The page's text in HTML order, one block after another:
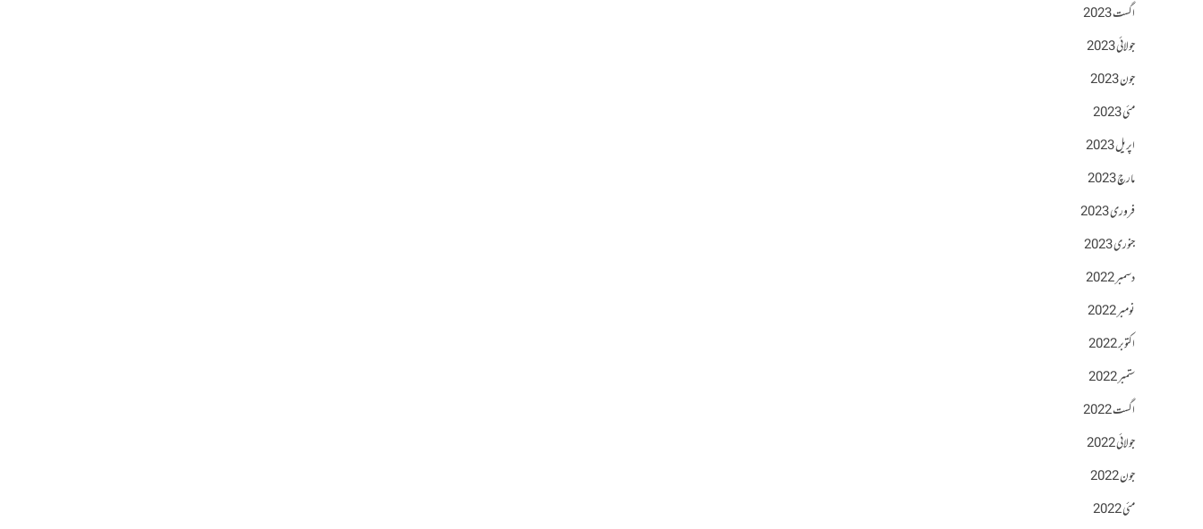
اگست 2023
جولائی 2023
جون 2023
مئی 2023
اپریل 2023
مارچ 2023
فروری 2023
جنوری 2023
دسمبر 2022
نومبر 2022
اکتوبر 2022
ستمبر 2022
اگست 2022
جولائی 2022
جون 2022
مئی 2022